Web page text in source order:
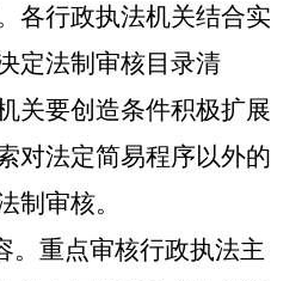
各行政执法机关结合实
定法制审核目录清
关要创造条件积极扩展
对法定简易程序以外的
制审核。
。重点审核行政执法主